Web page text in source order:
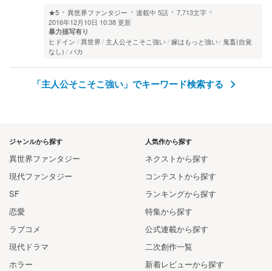
★5
異世界ファンタジー 連載中 5話
7,713文字
2016年12月10日 10:38 更新
暴力描写有り
ヒドイン 異世界 主人公そこそこ強い 嫁はもっと強い
鬼畜(自覚
なし)
バカ
「主人公そこそこ強い」でキーワード検索する
人気作から探す
ネクストから探す
コンテストから探す
ランキングから探す
特集から探す
公式連載から探す
二次創作一覧
新着レビューから探す
ジャンルから探す
異世界ファンタジー
現代ファンタジー
SF
恋愛
ラブコメ
現代ドラマ
ホラー